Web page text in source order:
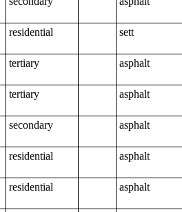
residential sett
tertiary asphalt
tertiary asphalt
secondary asphalt
residential asphalt
residential asphalt